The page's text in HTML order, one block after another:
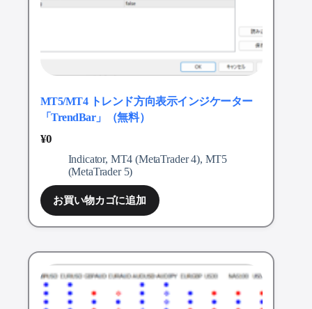
MT5/MT4 トレンド方向表示インジケーター
「TrendBar」（無料）
¥0
Indicator, MT4 (MetaTrader 4), MT5
(MetaTrader 5)
お買い物カゴに追加